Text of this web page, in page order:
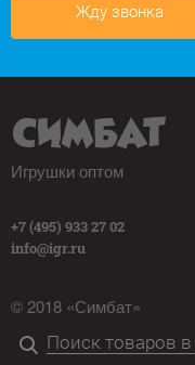
Жду звонка
Игрушки оптом
+7 (495) 933 27 02
info@igr.ru
© 2018 «Симбат»